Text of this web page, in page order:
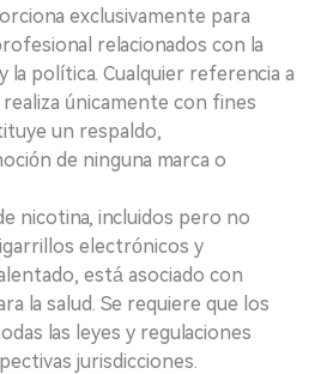
exclusivamente para
relacionados con la
la política. Cualquier referencia a
únicamente con fines
un respaldo,
de ninguna marca o
nicotina, incluidos pero no
electrónicos y
está asociado con
la salud. Se requiere que los
las leyes y regulaciones
jurisdicciones.